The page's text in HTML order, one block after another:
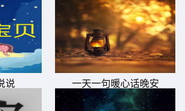
天的好心情酝酿成一坛美酒，待日后细
说 一天一句暖心话晚安